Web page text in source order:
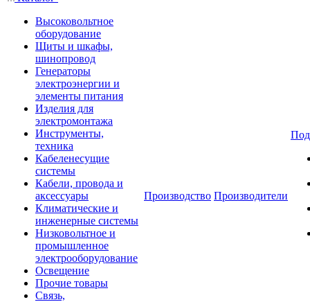
Высоковольтное
оборудование
Щиты и шкафы,
шинопровод
Генераторы
электроэнергии и
элементы питания
Изделия для
электромонтажа
Инструменты,
техника
Кабеленесущие
системы
Кабели, провода и
аксессуары
Климатические и
инженерные системы
Низковольтное и
промышленное
электрооборудование
Освещение
Прочие товары
Связь,
Производство Производители